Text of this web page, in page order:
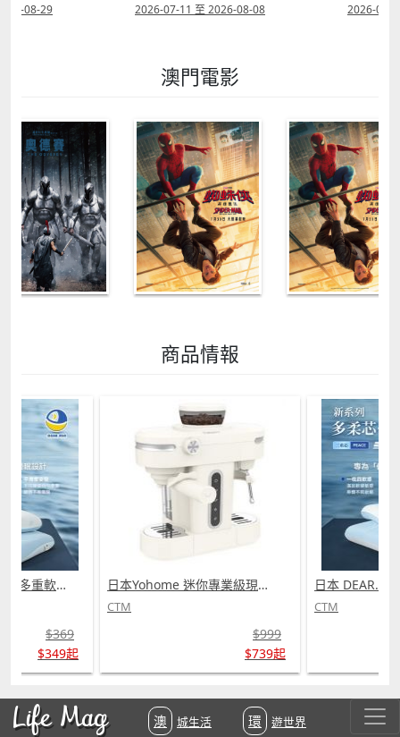
Life Mag 澳城生活 環遊世界
08-29 2026-07-11 至 2026-08-08 2026-07-
澳門電影
商品情報
日本 DEAR.MIN 雲感多重軟芯柔托緩壓Peace柔眠枕 (需訂貨)
$369
$349起
日本Yohome 迷你專業級現磨鮮萃奶泡3合1半自動家庭意式咖啡機 (需訂貨)
CTM
$999
$739起
CTM